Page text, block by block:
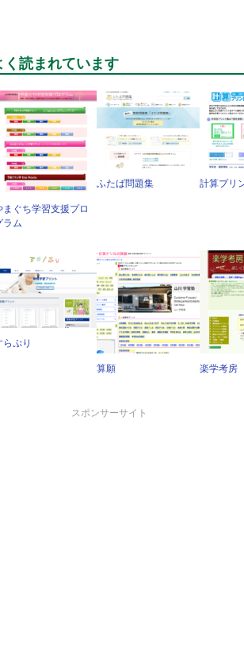
く読まれています
まぐち学習支援プロ
ラム
ふたば問題集 計算プリ
らぷり
算願 楽学考房
スポンサーサイト